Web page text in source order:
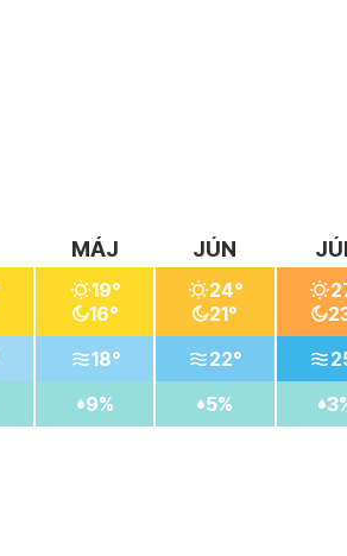
MÁJ
19°
16°
18°
9%
JÚN
24°
21°
22°
5%